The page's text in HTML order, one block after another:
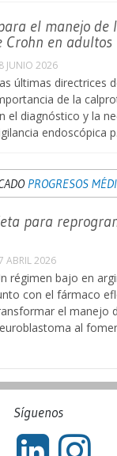
el manejo de
Crohn en adultos
JUNIO 2026
últimas directrices
de la
el diagnóstico y la
endoscópica
PROGRESOS
para
ABRIL 2026
régimen bajo en
con el fármaco
el manejo
al
Síguenos